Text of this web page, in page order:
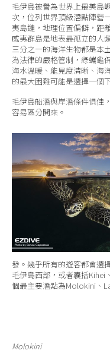
毛伊島被譽為世界上最美島
次，位列世界頂級潛點陣營
夷島鏈，地理位置偏僻，距
威夷群島是地表最孤立的人
三分之一的海洋生物都是本
為法律的嚴格管制，綠蠵龜
海水溫暖、能見度清晰、海
的最大困難可能是選擇一個
毛伊島船潛與岸潛條件俱佳
容易區分開來。
發。幾乎所有的遊客都會選
毛伊島西部，或者囊括Kihei
個最主要潛點為Molokini、
Molokini